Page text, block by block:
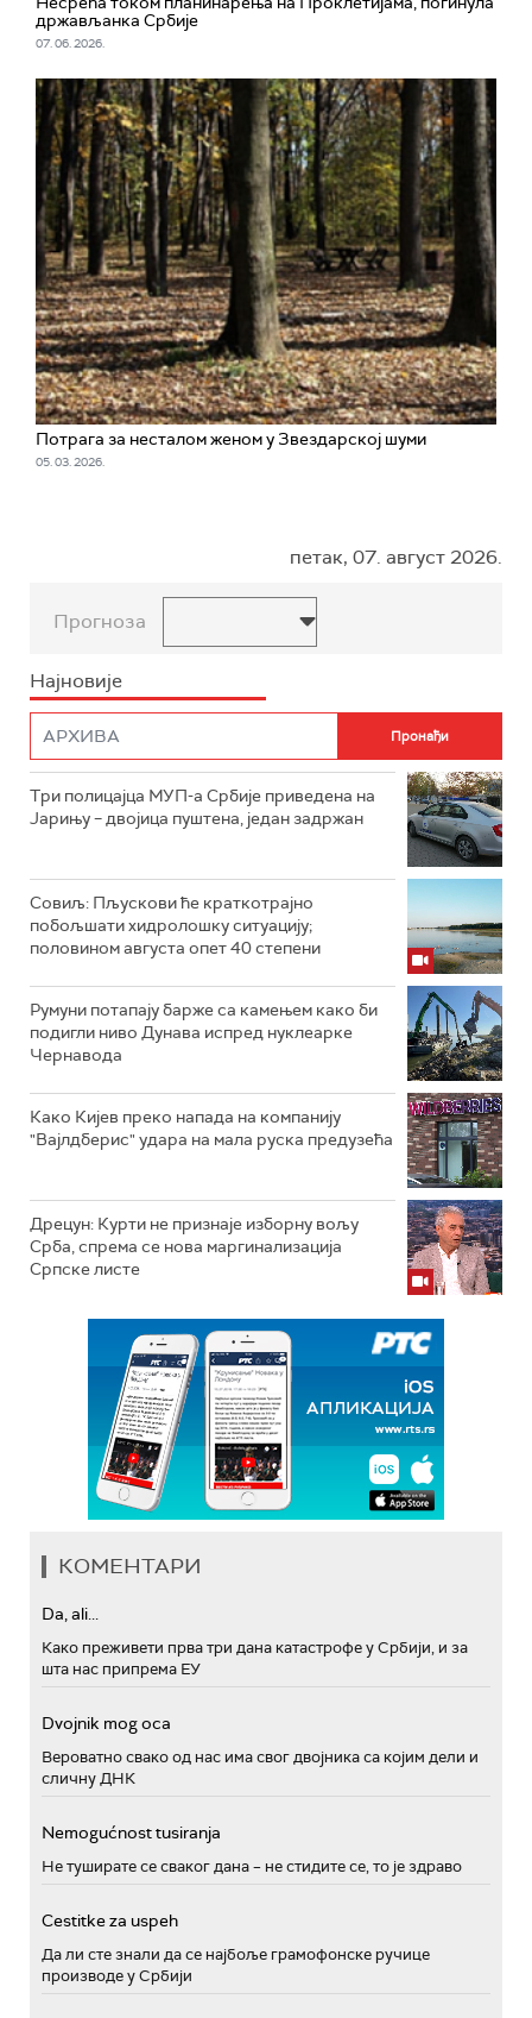
држављанка Србије
07. 06. 2026.
Потрага за несталом женом у Звездарској шуми
05. 03. 2026.
петак, 07. август 2026.
Прогноза
Најновије
Три полицајца МУП-а Србије приведена на
Јарињу – двојица пуштена, један задржан
Совиљ: Пљускови ће краткотрајно
побољшати хидролошку ситуацију;
половином августа опет 40 степени
Румуни потапају барже са камењем како би
подигли ниво Дунава испред нуклеарке
Чернавода
Како Кијев преко напада на компанију
"Вајлдберис" удара на мала руска предузећа
Дрецун: Курти не признаје изборну вољу
Срба, спрема се нова маргинализација
Српске листе
КОМЕНТАРИ
Da, ali...
Како преживети прва три дана катастрофе у Србији, и за
шта нас припрема ЕУ
Dvojnik mog oca
Вероватно свако од нас има свог двојника са којим дели и
сличну ДНК
Nemogućnost tusiranja
Не туширате се сваког дана – не стидите се, то је здраво
Cestitke za uspeh
Да ли сте знали да се најбоље грамофонске ручице
производе у Србији